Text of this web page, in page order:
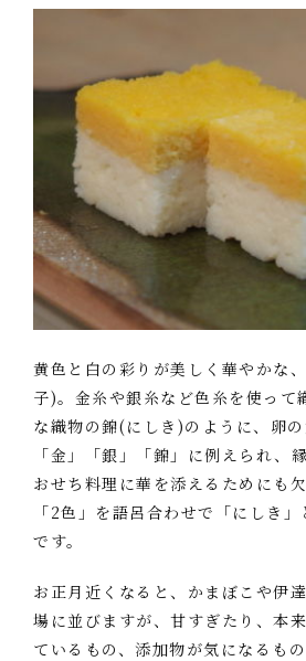
黄色と白の彩りが美しく華やかな
子)。金糸や銀糸など色糸を使って
な織物の錦(にしき)のように、卵
「金」「銀」「錦」に例えられ、
おせち料理に華を添えるためにも
「2色」を語呂合わせで「にしき
です。
お正月近くなると、かまぼこや伊
場に並びますが、甘すぎたり、本
ているもの、添加物が気になるも